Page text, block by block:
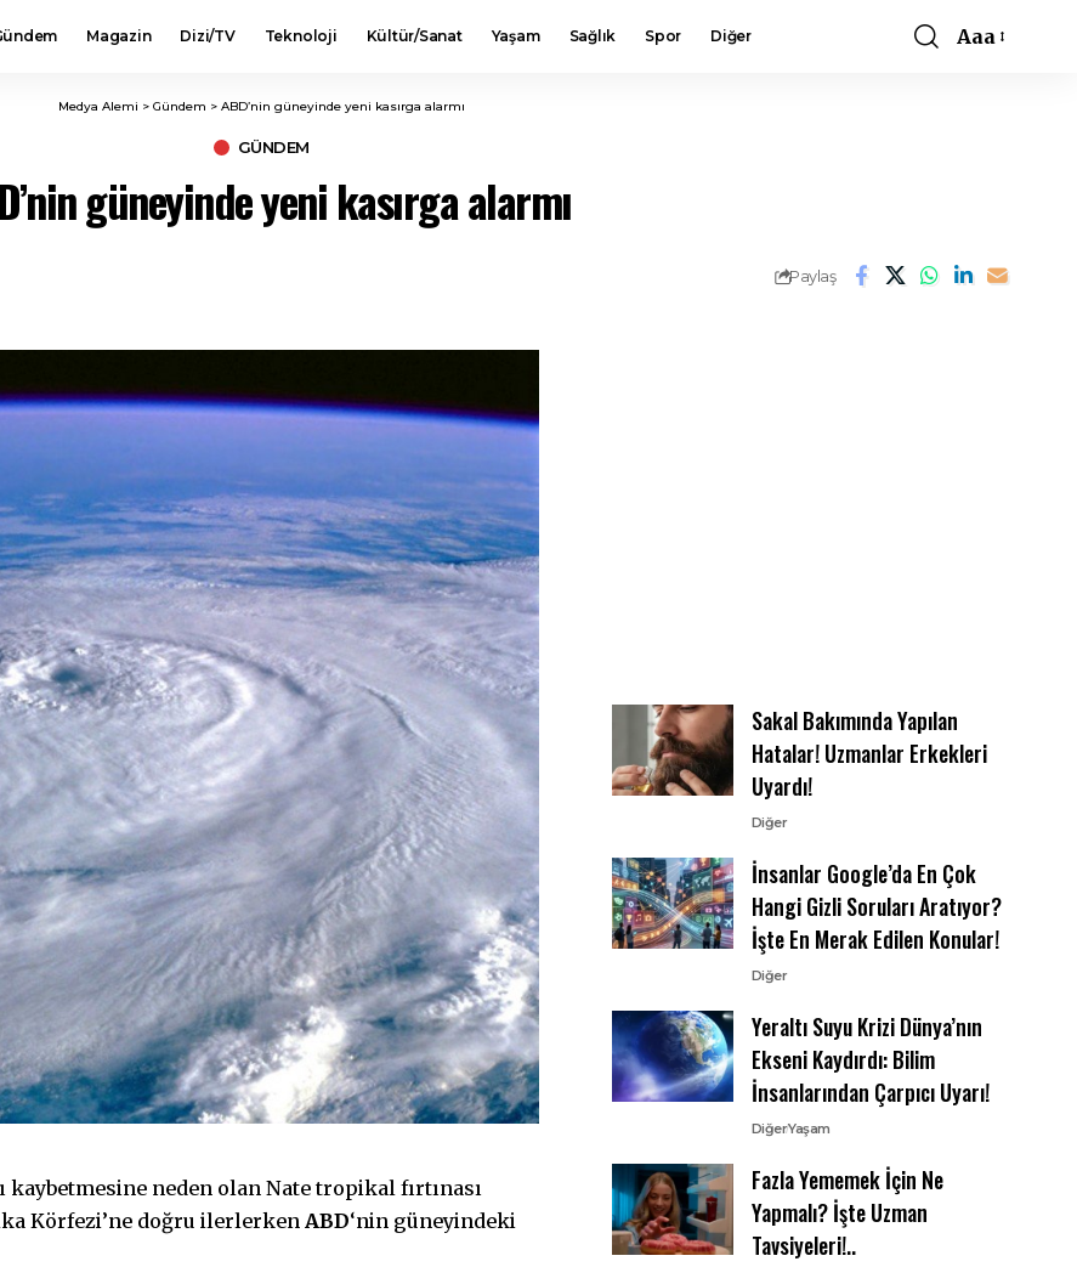
Magazin Dizi/TV Teknoloji Kültür/Sanat Yaşam Sağlık Spor Diğer
Font
Aaa
Medya Alemi > Gündem > ABD’nin güneyinde yeni kasırga alarmı
GÜNDEM
güneyinde yeni kasırga alarmı
Paylaş
kaybetmesine neden olan Nate tropikal fırtınası
Körfezi’ne doğru ilerlerken ABD‘nin güneyindeki
Sakal Bakımında Yapılan
Hatalar! Uzmanlar Erkekleri
Uyardı!
Diğer
İnsanlar Google’da En Çok
Hangi Gizli Soruları Aratıyor?
İşte En Merak Edilen Konular!
Diğer
Yeraltı Suyu Krizi Dünya’nın
Ekseni Kaydırdı: Bilim
İnsanlarından Çarpıcı Uyarı!
DiğerYaşam
Fazla Yememek İçin Ne
Yapmalı? İşte Uzman
Tavsiyeleri!..